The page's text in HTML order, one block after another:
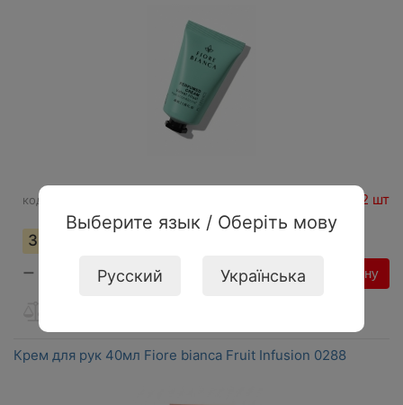
Выберите язык / Оберіть мову
Русский Українська
код: На складе: 2 шт
33,57
− В корзину
Крем для рук 40мл Fiore bianca Fruit Infusion 0288